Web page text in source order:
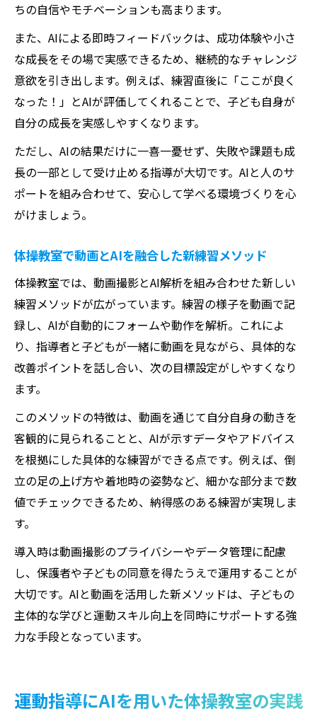
ちの自信やモチベーションも高まります。
また、AIによる即時フィードバックは、成功体験や小さ
な成長をその場で実感できるため、継続的なチャレンジ
意欲を引き出します。例えば、練習直後に「ここが良く
なった！」とAIが評価してくれることで、子ども自身が
自分の成長を実感しやすくなります。
ただし、AIの結果だけに一喜一憂せず、失敗や課題も成
長の一部として受け止める指導が大切です。AIと人のサ
ポートを組み合わせて、安心して学べる環境づくりを心
がけましょう。
体操教室で動画とAIを融合した新練習メソッド
体操教室では、動画撮影とAI解析を組み合わせた新しい
練習メソッドが広がっています。練習の様子を動画で記
録し、AIが自動的にフォームや動作を解析。これによ
り、指導者と子どもが一緒に動画を見ながら、具体的な
改善ポイントを話し合い、次の目標設定がしやすくなり
ます。
このメソッドの特徴は、動画を通じて自分自身の動きを
客観的に見られることと、AIが示すデータやアドバイス
を根拠にした具体的な練習ができる点です。例えば、倒
立の足の上げ方や着地時の姿勢など、細かな部分まで数
値でチェックできるため、納得感のある練習が実現しま
す。
導入時は動画撮影のプライバシーやデータ管理に配慮
し、保護者や子どもの同意を得たうえで運用することが
大切です。AIと動画を活用した新メソッドは、子どもの
主体的な学びと運動スキル向上を同時にサポートする強
力な手段となっています。
運動指導にAIを用いた体操教室の実践